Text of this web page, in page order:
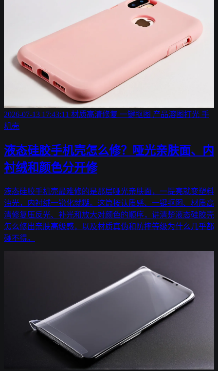
2026-07-13 17:43:11 材质高清修复 一键抠图 产品溶图打光 手
机壳
液态硅胶手机壳怎么修？哑光亲肤面、内
衬绒和颜色分开修
液态硅胶手机壳最难修的是那层哑光亲肤面，一提亮就变塑料
油光，内衬绒一锐化就糊。这篇按认质感、一键抠图、材质高
清修复压反光、补光和放大对颜色的顺序，讲清楚液态硅胶壳
怎么修出亲肤高级感，以及材质真伪和防摔等级为什么几乎都
碰不得。